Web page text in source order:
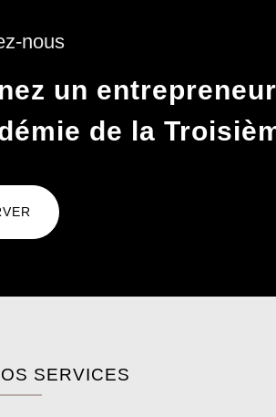
nous
un
de la
SERVICES